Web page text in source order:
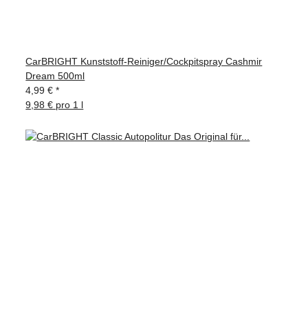
CarBRIGHT Kunststoff-Reiniger/Cockpitspray Cashmir
Dream 500ml
4,99 €*
9,98 € pro 1 l